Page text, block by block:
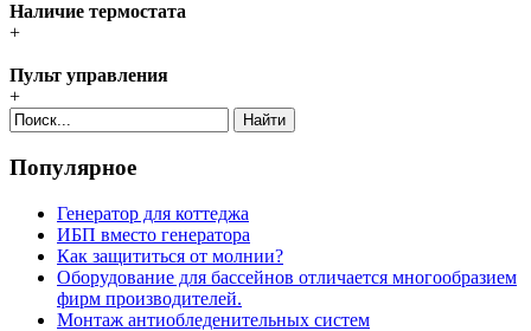
Наличие термостата
+
Пульт управления
+
Найти
Популярное
Генератор для коттеджа
ИБП вместо генератора
Как защититься от молнии?
Оборудование для бассейнов отличается многообразием
фирм производителей.
Монтаж антиобледенительных систем